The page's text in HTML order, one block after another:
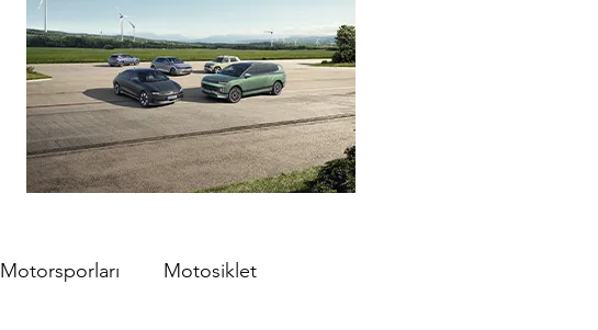
Motorsporları Motosiklet